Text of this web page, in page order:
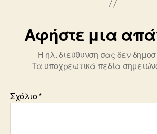
Αφήστε μια
Η ηλ. διεύθυνση σας δεν
Τα υποχρεωτικά πεδία
Σχόλιο*